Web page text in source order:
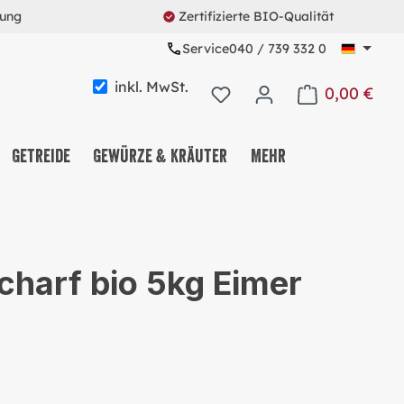
Zertifizierte BIO-Qualität
Service040 / 739 332 0
inkl. MwSt. 0,00 €
Warenkorb
Getreide Gewürze & Kräuter Mehr
SAATENMIX
bio 5kg Eimer